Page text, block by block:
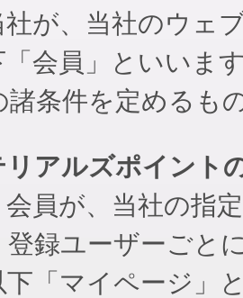
が、当社のウェ
「会員」といいま
諸条件を定めるも
アルズポイント
員が、当社の指
登録ユーザーごと
「マイページ」